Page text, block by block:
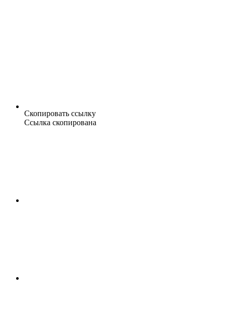
Скопировать ссылку
Ссылка скопирована